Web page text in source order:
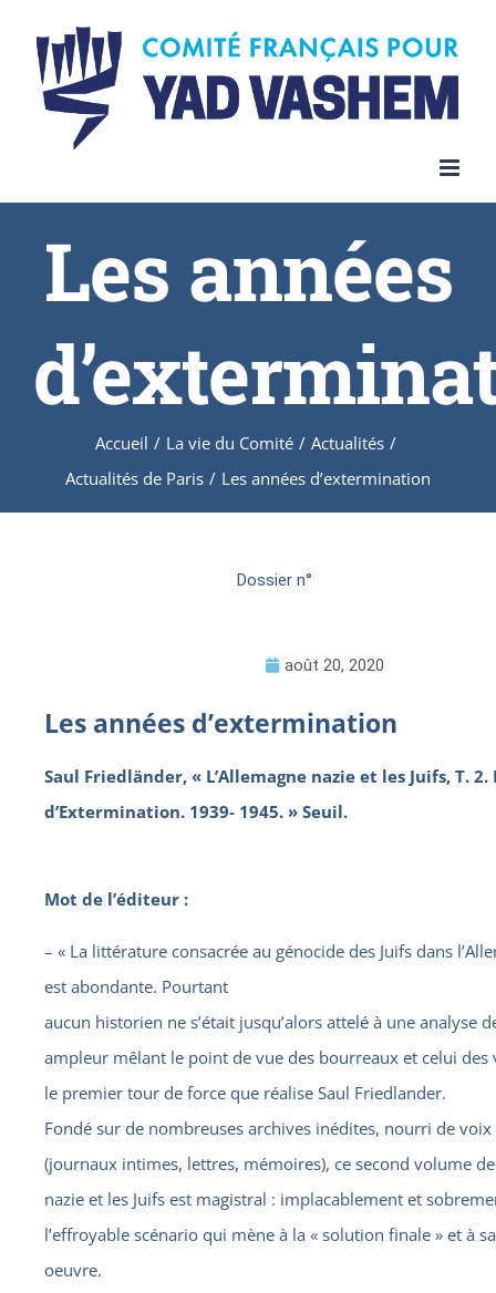
Les années
Accueil / La vie du Comité / Actualités /
Actualités de Paris / Les années d’extermination
Dossier n°
août 20, 2020
Les années d’extermination
Saul Friedländer, « L’Allemagne nazie et les Juifs, T. 2.
d’Extermination. 1939- 1945. » Seuil.
Mot de l’éditeur :
– « La littérature consacrée au génocide des Juifs dans
est abondante. Pourtant
aucun historien ne s’était jusqu’alors attelé à une analyse
ampleur mêlant le point de vue des bourreaux et celui des
le premier tour de force que réalise Saul Friedlander.
Fondé sur de nombreuses archives inédites, nourri de
(journaux intimes, lettres, mémoires), ce second volume de
nazie et les Juifs est magistral : implacablement et
l’effroyable scénario qui mène à la « solution finale » et à
oeuvre.